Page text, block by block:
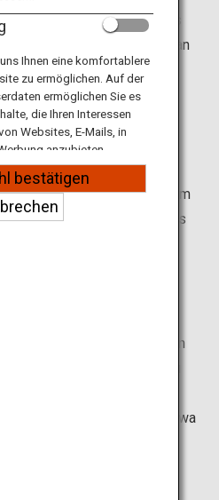
Okinawa gilt als
Die Okinawa Karate Kaikan
um das Wesen des
können nicht nur die
in dem
über die Geschichte des
in der ganzen Welt
Außerdem können Sie im
auch lokale Spezialitäten aus
in Okinawa und wird
Ländern und Regionen
gibt es mehr als 100
der Okinawa Karate Kaikan
der Kultur von Okinawa zu
weiterzuentwickeln und
Rest der Welt über „Okinawa
zu informieren.
Ihnen eine komfortablere
zu ermöglichen. Auf der
ermöglichen Sie es
die Ihren Interessen
Websites, E-Mails, in
anzubieten.
bestätigen